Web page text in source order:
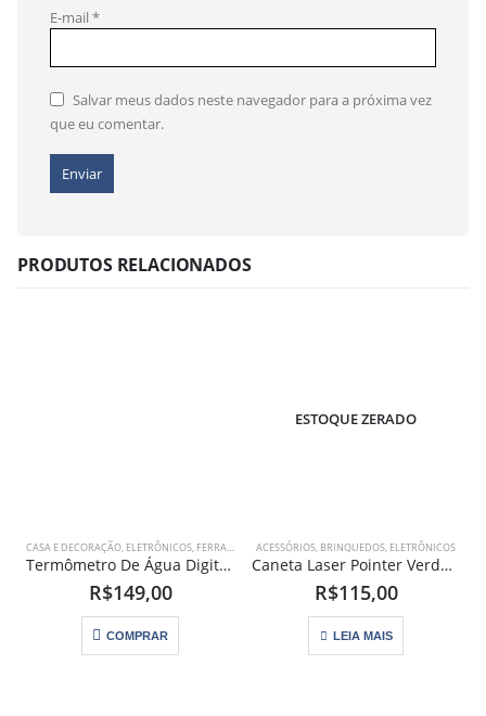
E-mail *
Salvar meus dados neste navegador para a próxima vez
que eu comentar.
PRODUTOS RELACIONADOS
CASA E DECORAÇÃO, ELETRÔNICOS, FERRAMENTAS
Termômetro De Água Digital Chuveiro Pia Banheira C Tela Led
R$149,00
COMPRAR
ESTOQUE ZERADO
ACESSÓRIOS, BRINQUEDOS, ELETRÔNICOS
Caneta Laser Pointer Verde Ultra Forte Alcance 50km Usb Com Star Caps
R$115,00
LEIA MAIS